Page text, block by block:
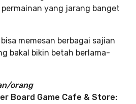
yang jarang banget
memesan berbagai sajian
bakal bikin betah berlama-
orang
Board Game Cafe & Store: